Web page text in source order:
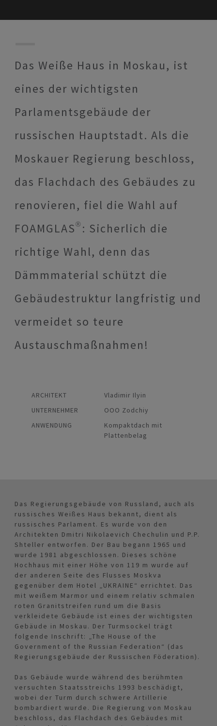
Das Weiße Haus in Moskau, ist
eines der wichtigsten
Parlamentsgebäude der
russischen Hauptstadt. Als die
Moskauer Regierung beschloss,
das Flachdach des Gebäudes zu
renovieren, fiel die Wahl auf
FOAMGLAS®: Sicherlich die
richtige Wahl, denn das
Dämmmaterial schützt die
Gebäudestruktur langfristig und
vermeidet so teure
Austauschmaßnahmen!
ARCHITEKT
Vladimir Ilyin
UNTERNEHMER
OOO Zodchiy
ANWENDUNG
Kompaktdach mit
Plattenbelag
Das Regierungsgebäude von Russland, auch als
russisches Weißes Haus bekannt, dient als
russisches Parlament. Es wurde von den
Architekten Dmitri Nikolaevich Chechulin und P.P.
Shteller entworfen. Der Bau begann 1965 und
wurde 1981 abgeschlossen. Dieses schöne
Hochhaus mit einer Höhe von 119 m wurde auf
der anderen Seite des Flusses Moskva
gegenüber dem Hotel „UKRAINE“ errichtet. Das
mit weißem Marmor und einem relativ schmalen
roten Granitstreifen rund um die Basis
verkleidete Gebäude ist eines der wichtigsten
Gebäude in Moskau. Der Turmsockel trägt
folgende Inschrift: „The House of the
Government of the Russian Federation“ (das
Regierungsgebäude der Russischen Föderation).
Das Gebäude wurde während des berühmten
versuchten Staatsstreichs 1993 beschädigt,
wobei der Turm durch schwere Artillerie
bombardiert wurde. Die Regierung von Moskau
beschloss, das Flachdach des Gebäudes mit